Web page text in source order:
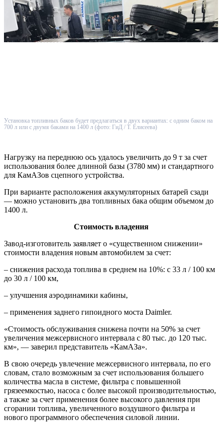
Установка топливных баков будет предлагаться в двух вариантах: с одним баком на
700 л или с двумя баками на 1400 л (фото: ГиД / Т. Елисеева)
Нагрузку на переднюю ось удалось увеличить до 9 т за счет
использования более длинной базы (3780 мм) и стандартного
для КамАЗов сцепного устройства.
При варианте расположения аккумуляторных батарей сзади
— можно установить два топливных бака общим объемом до
1400 л.
Стоимость владения
Завод-изготовитель заявляет о «существенном снижении»
стоимости владения новым автомобилем за счет:
– снижения расхода топлива в среднем на 10%: с 33 л / 100 км
до 30 л / 100 км,
– улучшения аэродинамики кабины,
– применения заднего гипоидного моста Daimler.
«Стоимость обслуживания снижена почти на 50% за счет
увеличения межсервисного интервала с 80 тыс. до 120 тыс.
км», — заверил представитель «КамАЗа».
В свою очередь увлечение межсервисного интервала, по его
словам, стало возможным за счет использования большего
количества масла в системе, фильтра с повышенной
грязеемкостью, насоса с более высокой производительностью,
а также за счет применения более высокого давления при
сгорании топлива, увеличенного воздушного фильтра и
нового программного обеспечения силовой линии.